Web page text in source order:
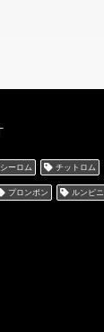
シーロム チットロム
プロンポン ルンピニ